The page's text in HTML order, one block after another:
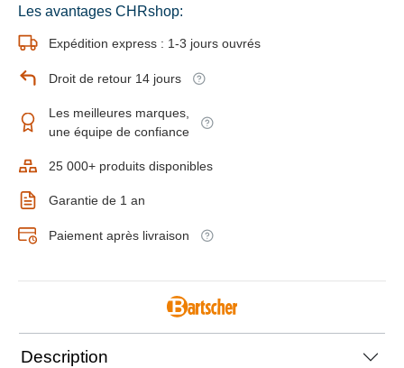
Les avantages CHRshop:
Expédition express : 1-3 jours ouvrés
Droit de retour 14 jours
Les meilleures marques,
une équipe de confiance
25 000+ produits disponibles
Garantie de 1 an
Paiement après livraison
Description